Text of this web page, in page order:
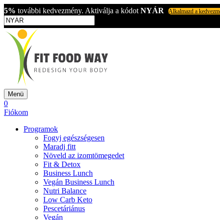
5% további kedvezmény. Aktiválja a kódot NYÁR Alkalmazd a
Menü
0
Fiókom
Programok
Fogyj egészségesen
Maradj fitt
Növeld az izomtömegedet
Fit & Detox
Business Lunch
Vegán Business Lunch
Nutri Balance
Low Carb Keto
Pescetáriánus
Vegán